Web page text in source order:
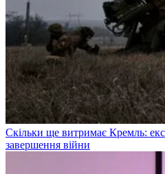
Скільки ще витримає Кремль:
завершення війни